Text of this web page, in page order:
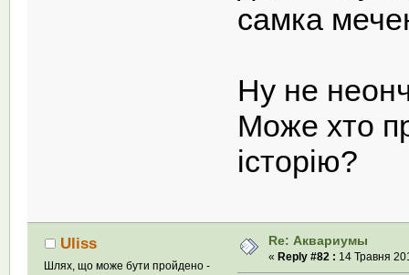
самка
Ну не
Може хто
історію?
Uliss
Шлях, що може бути пройдено -
Re: Аквариумы
« Reply #82 : 14 Травня